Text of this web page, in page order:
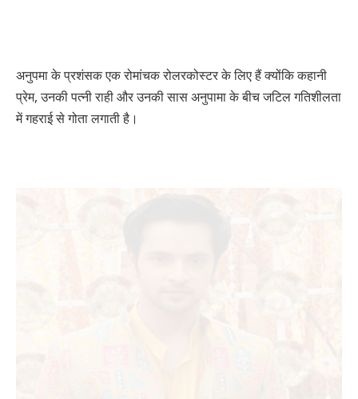
अनुपमा के प्रशंसक एक रोमांचक रोलरकोस्टर के लिए हैं क्योंकि कहानी
प्रेम, उनकी पत्नी राही और उनकी सास अनुपामा के बीच जटिल गतिशीलता
में गहराई से गोता लगाती है।